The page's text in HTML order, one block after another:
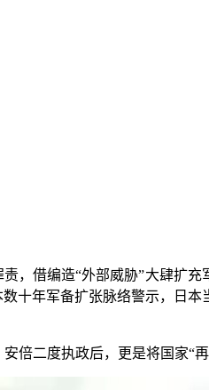
借编造“外部威胁”大肆扩充
十年军备扩张脉络警示，日
二度执政后，更是将国家“再